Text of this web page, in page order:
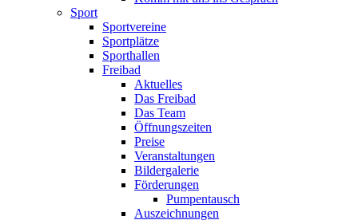
Sport
Sportvereine
Sportplätze
Sporthallen
Freibad
Aktuelles
Das Freibad
Das Team
Öffnungszeiten
Preise
Veranstaltungen
Bildergalerie
Förderungen
Pumpentausch
Auszeichnungen